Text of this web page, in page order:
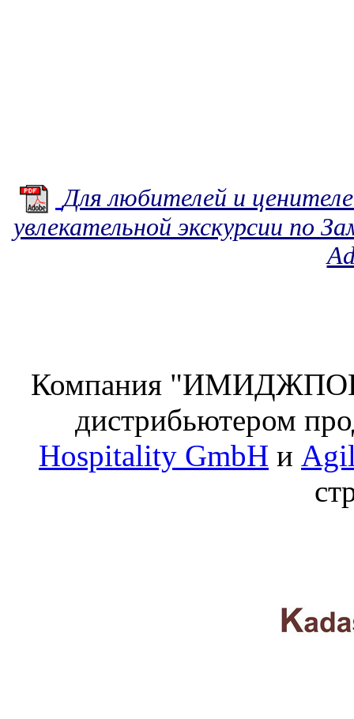
Для любителей и
увлекательной экскурсии по
Компания
дистрибьютером
Hospitality GmbH и